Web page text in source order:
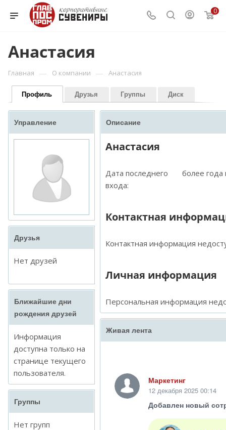
0
Анастасия
Главная — О компании — Анастасия
Профиль Друзья Группы Диск
Управление
Друзья
Нет друзей
Ближайшие дни
рождения друзей
Информация
доступна только на
странице текущего
пользователя.
Группы
Нет групп
Описание
Анастасия
Дата последнего
входа:
более года
Контактная
Контактная информация
Личная информация
Персональная информация
Живая лента
Маркетинг
12 декабря 2025 00:14
Добавлен новый